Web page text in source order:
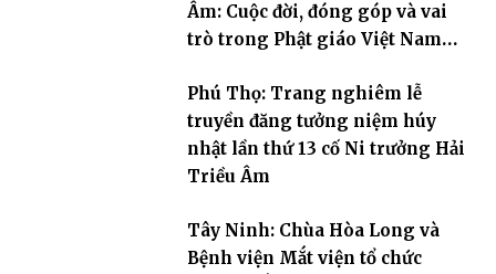
Âm: Cuộc đời, đóng góp và vai
trò trong Phật giáo Việt Nam
Phú Thọ: Trang nghiêm lễ
truyền đăng tưởng niệm húy
nhật lần thứ 13 cố Ni trưởng Hải
Triều Âm
Tây Ninh: Chùa Hòa Long và
Bệnh viện Mắt viện tổ chức